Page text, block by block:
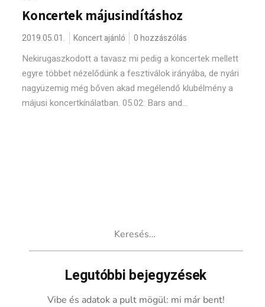
Koncertek májusindításhoz
2019.05.01. Koncert ajánló 0 hozzászólás
Nekirugaszkodott a tavasz mi pedig a koncertek mellett
egyre többet nézelődünk a fesztiválok irányába, de nyári
nagyüzemig még bőven akad megélendő klubélmény a
májusi koncertkínálatban. 05.02: Bars and...
Legutóbbi bejegyzések
Vibe és adatok a pult mögül: mi már bent!